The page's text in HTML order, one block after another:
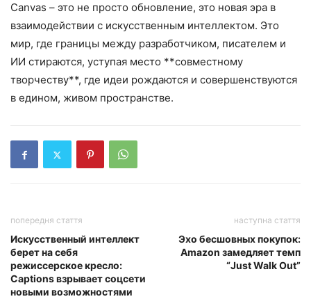
Canvas – это не просто обновление, это новая эра в
взаимодействии с искусственным интеллектом. Это
мир, где границы между разработчиком, писателем и
ИИ стираются, уступая место **совместному
творчеству**, где идеи рождаются и совершенствуются
в едином, живом пространстве.
попередня стаття
Искусственный интеллект
берет на себя
режиссерское кресло:
Captions взрывает соцсети
новыми возможностями
наступна стаття
Эхо бесшовных покупок:
Amazon замедляет темп
“Just Walk Out”